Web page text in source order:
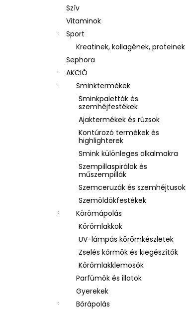
Szív
Vitaminok
Sport
Kreatinek, kollagének, proteinek
Sephora
AKCIÓ
Sminktermékek
Sminkpaletták és
szemhéjfestékek
Ajaktermékek és rúzsok
Kontúrozó termékek és
highlighterek
Smink különleges alkalmakra
Szempillaspirálok és
műszempillák
Szemceruzák és szemhéjtusok
Szemöldökfestékek
Körömápolás
Körömlakkok
UV-lámpás körömkészletek
Zselés körmök és kiegészítők
Körömlakklemosók
Parfümök és illatok
Gyerekek
Bőrápolás